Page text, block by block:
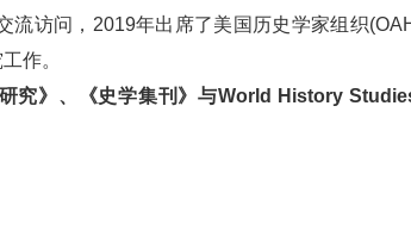
流访问，2019年出席了美国历史学家组织
作。
究》、《史学集刊》与World History